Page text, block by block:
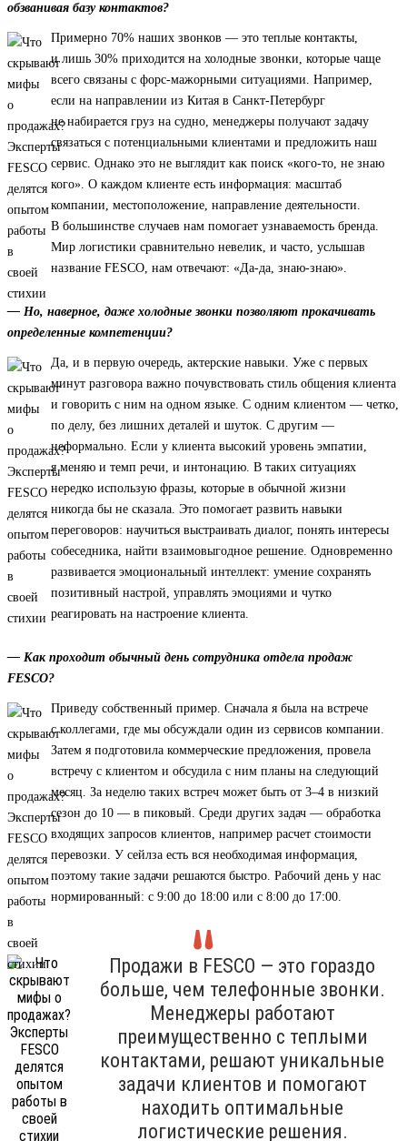
обзванивая базу контактов?
Примерно 70% наших звонков — это теплые контакты,
и лишь 30% приходится на холодные звонки, которые чаще
всего связаны с форс-мажорными ситуациями. Например,
если на направлении из Китая в Санкт-Петербург
не набирается груз на судно, менеджеры получают задачу
связаться с потенциальными клиентами и предложить наш
сервис. Однако это не выглядит как поиск «кого-то, не знаю
кого». О каждом клиенте есть информация: масштаб
компании, местоположение, направление деятельности.
В большинстве случаев нам помогает узнаваемость бренда.
Мир логистики сравнительно невелик, и часто, услышав
название FESCO, нам отвечают: «Да-да, знаю-знаю».
— Но, наверное, даже холодные звонки позволяют прокачивать
определенные компетенции?
Да, и в первую очередь, актерские навыки. Уже с первых
минут разговора важно почувствовать стиль общения клиента
и говорить с ним на одном языке. С одним клиентом — четко,
по делу, без лишних деталей и шуток. С другим —
неформально. Если у клиента высокий уровень эмпатии,
я меняю и темп речи, и интонацию. В таких ситуациях
нередко использую фразы, которые в обычной жизни
никогда бы не сказала. Это помогает развить навыки
переговоров: научиться выстраивать диалог, понять интересы
собеседника, найти взаимовыгодное решение. Одновременно
развивается эмоциональный интеллект: умение сохранять
позитивный настрой, управлять эмоциями и чутко
реагировать на настроение клиента.
— Как проходит обычный день сотрудника отдела продаж
FESCO?
Приведу собственный пример. Сначала я была на встрече
с коллегами, где мы обсуждали один из сервисов компании.
Затем я подготовила коммерческие предложения, провела
встречу с клиентом и обсудила с ним планы на следующий
месяц. За неделю таких встреч может быть от 3–4 в низкий
сезон до 10 — в пиковый. Среди других задач — обработка
входящих запросов клиентов, например расчет стоимости
перевозки. У сейлза есть вся необходимая информация,
поэтому такие задачи решаются быстро. Рабочий день у нас
нормированный: с 9:00 до 18:00 или с 8:00 до 17:00.
Продажи в FESCO — это гораздо
больше, чем телефонные звонки.
Менеджеры работают
преимущественно с теплыми
контактами, решают уникальные
задачи клиентов и помогают
находить оптимальные
логистические решения.